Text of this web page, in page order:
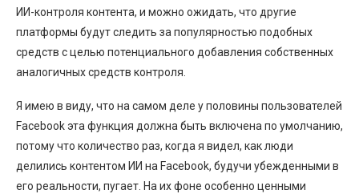
ИИ-контроля контента, и можно ожидать, что другие
платформы будут следить за популярностью подобных
средств с целью потенциального добавления собственных
аналогичных средств контроля.
Я имею в виду, что на самом деле у половины пользователей
Facebook эта функция должна быть включена по умолчанию,
потому что количество раз, когда я видел, как люди
делились контентом ИИ на Facebook, будучи убежденными в
его реальности, пугает. На их фоне особенно ценными